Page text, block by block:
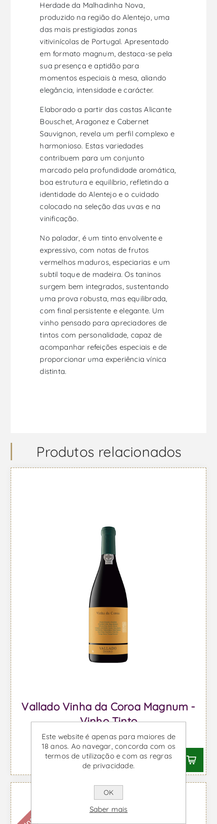
Herdade da Malhadinha Nova,
produzido na região do Alentejo, uma
das mais prestigiadas zonas
vitivinícolas de Portugal. Apresentado
em formato magnum, destaca-se pela
sua presença e aptidão para
momentos especiais à mesa, aliando
elegância, intensidade e carácter.
Elaborado a partir das castas Alicante
Bouschet, Aragonez e Cabernet
Sauvignon, revela um perfil complexo e
harmonioso. Estas variedades
contribuem para um conjunto
marcado pela profundidade aromática,
boa estrutura e equilíbrio, refletindo a
identidade do Alentejo e o cuidado
colocado na seleção das uvas e na
vinificação.
No paladar, é um tinto envolvente e
expressivo, com notas de frutos
vermelhos maduros, especiarias e um
subtil toque de madeira. Os taninos
surgem bem integrados, sustentando
uma prova robusta, mas equilibrada,
com final persistente e elegante. Um
vinho pensado para apreciadores de
tintos com personalidade, capaz de
acompanhar refeições especiais e de
proporcionar uma experiência vínica
distinta.
Produtos relacionados
Vallado Vinha da Coroa Magnum -
Vinho Tinto
Desde €120,04 IVA incl.
Indisponível
Este website é apenas para maiores de
18 anos. Ao navegar, concorda com os
termos de utilização e com as regras
de privacidade.
OK
Saber mais